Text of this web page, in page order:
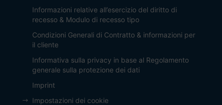
Informazioni relative all’esercizio del diritto di
recesso & Modulo di recesso tipo
Condizioni Generali di Contratto & informazioni per
il cliente
Informativa sulla privacy in base al Regolamento
generale sulla protezione dei dati
Imprint
Impostazioni dei cookie